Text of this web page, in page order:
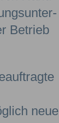
Betrieb
neue